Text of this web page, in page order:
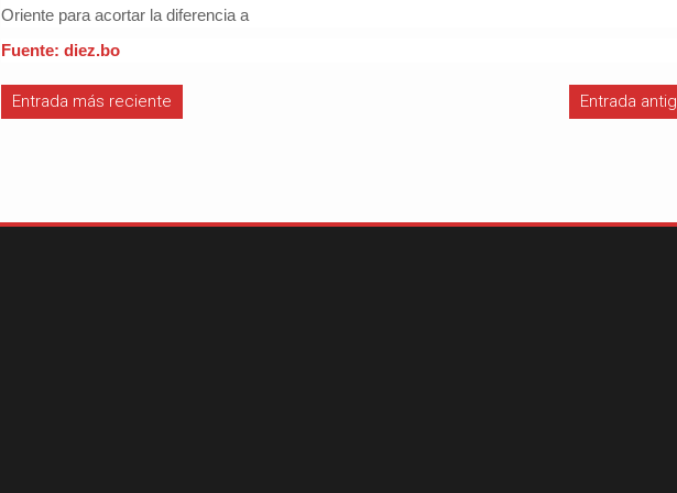
Oriente para acortar la diferencia a
Fuente: diez.bo
Entrada más reciente Entrada